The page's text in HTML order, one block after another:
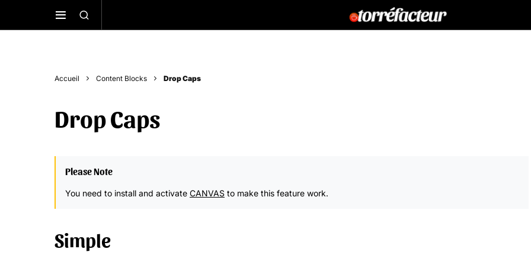
Accueil Content Blocks Drop Caps
Drop Caps
Please Note
You need to install and activate CANVAS to make this feature work.
Simple